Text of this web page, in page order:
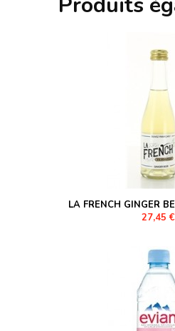
LA FRENCH GINGER
27,45 €